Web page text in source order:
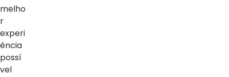
melho
r
experi
ência
possí
vel